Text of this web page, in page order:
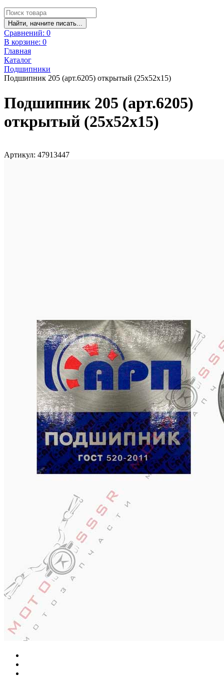
Найти, начните писать...
Сравнений: 0
В корзине: 0
Главная
Каталог
Подшипники
Подшипник 205 (арт.6205) открытый (25x52x15)
Подшипник 205 (арт.6205)
открытый (25x52x15)
Артикул: 47913447